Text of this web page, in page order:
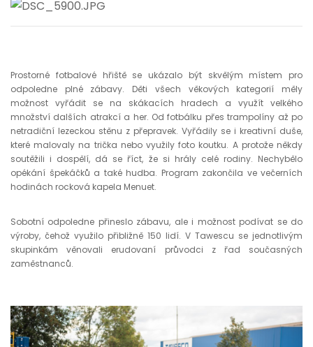
Prostorné fotbalové hřiště se ukázalo být skvělým místem pro
odpoledne plné zábavy. Děti všech věkových kategorií měly
možnost vyřádit se na skákacích hradech a využít velkého
množství dalších atrakcí a her. Od fotbálku přes trampolíny až po
netradiční lezeckou stěnu z přepravek. Vyřádily se i kreativní duše,
které malovaly na trička nebo využily foto koutku. A protože někdy
soutěžili i dospělí, dá se říct, že si hrály celé rodiny. Nechybělo
opékání špekáčků a také hudba. Program zakončila ve večerních
hodinách rocková kapela Menuet.
Sobotní odpoledne přineslo zábavu, ale i možnost podívat se do
výroby, čehož využilo přibližně 150 lidí. V Tawescu se jednotlivým
skupinkám věnovali erudovaní průvodci z řad současných
zaměstnanců.